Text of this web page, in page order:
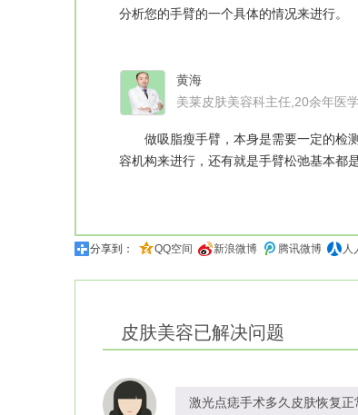
分析您的手臂的一个具体的情况来进行。
黄海
美莱皮肤美容科主任,20余年医
做吸脂瘦手臂，本身是需要一定的检测
容机构来进行，还有就是手臂松弛基本都
分享到： QQ空间 新浪微博 腾讯微博 人
皮肤美容已解决问题
激光点痣手术多久皮肤恢复